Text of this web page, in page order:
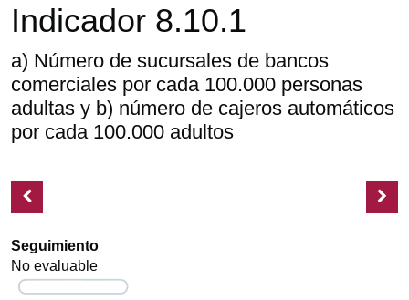
Indicador 8.10.1
a) Número de sucursales de bancos
comerciales por cada 100.000 personas
adultas y b) número de cajeros automáticos
por cada 100.000 adultos
Seguimiento
No evaluable